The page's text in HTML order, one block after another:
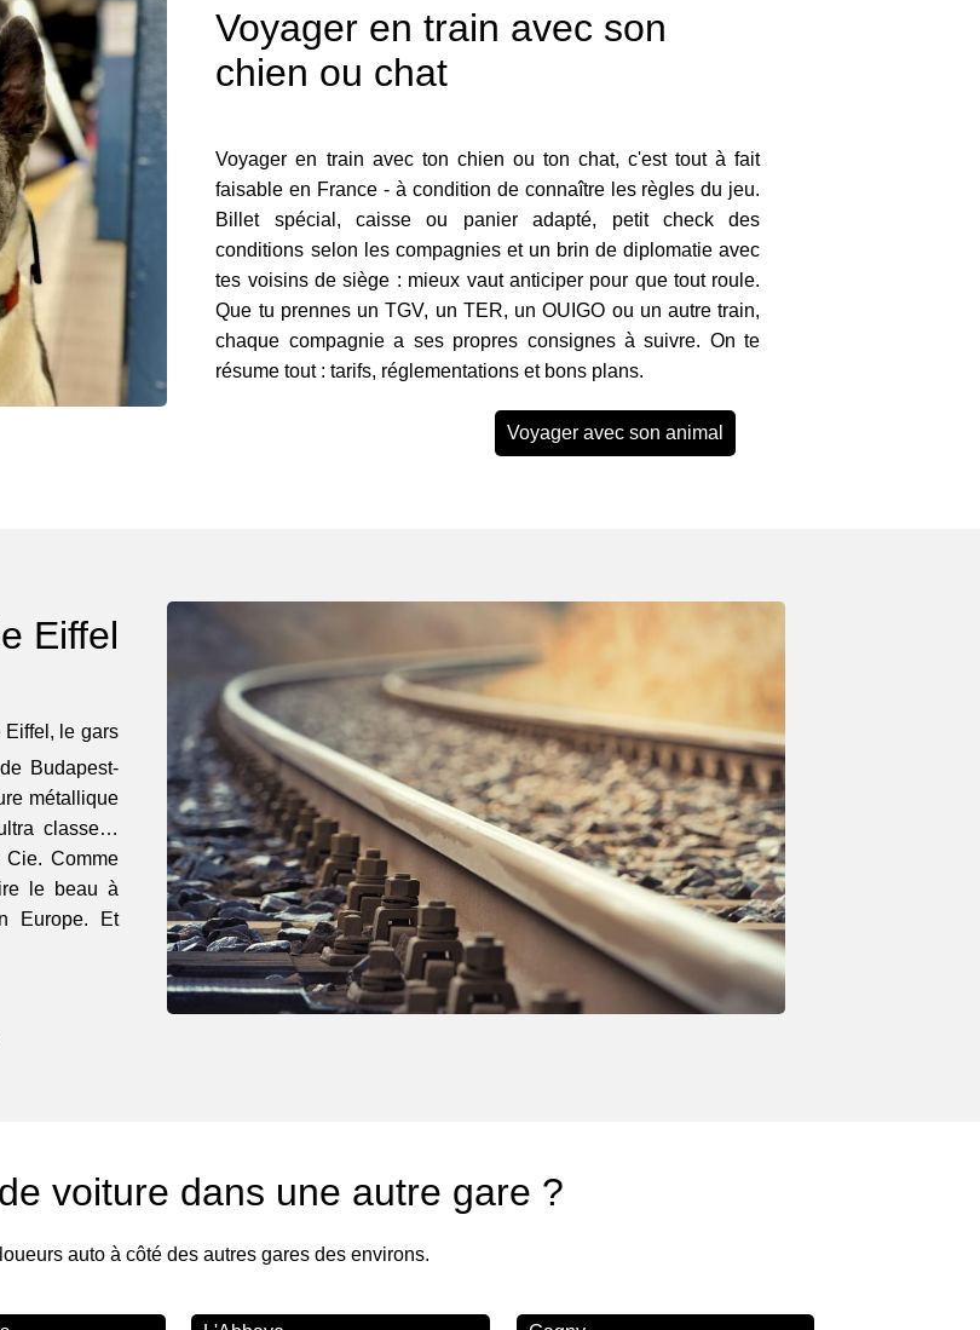
Voyager en train avec son
chien ou chat
Voyager en train avec ton chien ou ton chat, c'est tout à fait
faisable en France - à condition de connaître les règles du jeu.
Billet spécial, caisse ou panier adapté, petit check des
conditions selon les compagnies et un brin de diplomatie avec
tes voisins de siège : mieux vaut anticiper pour que tout roule.
Que tu prennes un TGV, un TER, un OUIGO ou un autre train,
chaque compagnie a ses propres consignes à suivre. On te
résume tout : tarifs, réglementations et bons plans.
Voyager avec son animal
Eiffel
le gars
Budapest-
métallique
classe…
Cie. Comme
le beau à
Europe. Et
voiture dans une autre gare ?
auto à côté des autres gares des environs.